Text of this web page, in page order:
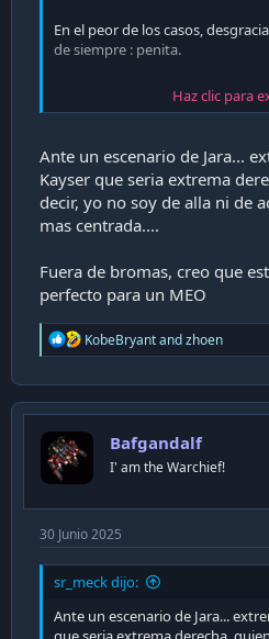
En el peor de los casos,
de siempre : penita.
Enviado desde mi M2007J20CG
Haz clic para
Ante un escenario de Jara...
Kayser que seria extrema
decir, yo no soy de alla ni de
mas centrada....
Fuera de bromas, creo que
perfecto para un MEO
R
e
c
t
n
s
KobeBryantandzhoen
Bafgandalf
I' am the Warchief!
30 Junio 2025
sr_meck dijo:
Ante un escenario de Jara...